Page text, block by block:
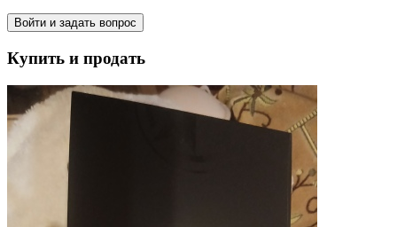
Войти и задать вопрос
Купить и продать